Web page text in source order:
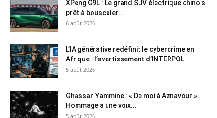
XPeng G9L : Le grand SUV électrique chinois
prêt à bousculer...
6 août 2026
L’IA générative redéfinit le cybercrime en
Afrique : l’avertissement d’INTERPOL
5 août 2026
Ghassan Yammine : « De moi à Aznavour »…
Hommage à une voix...
5 août 2026